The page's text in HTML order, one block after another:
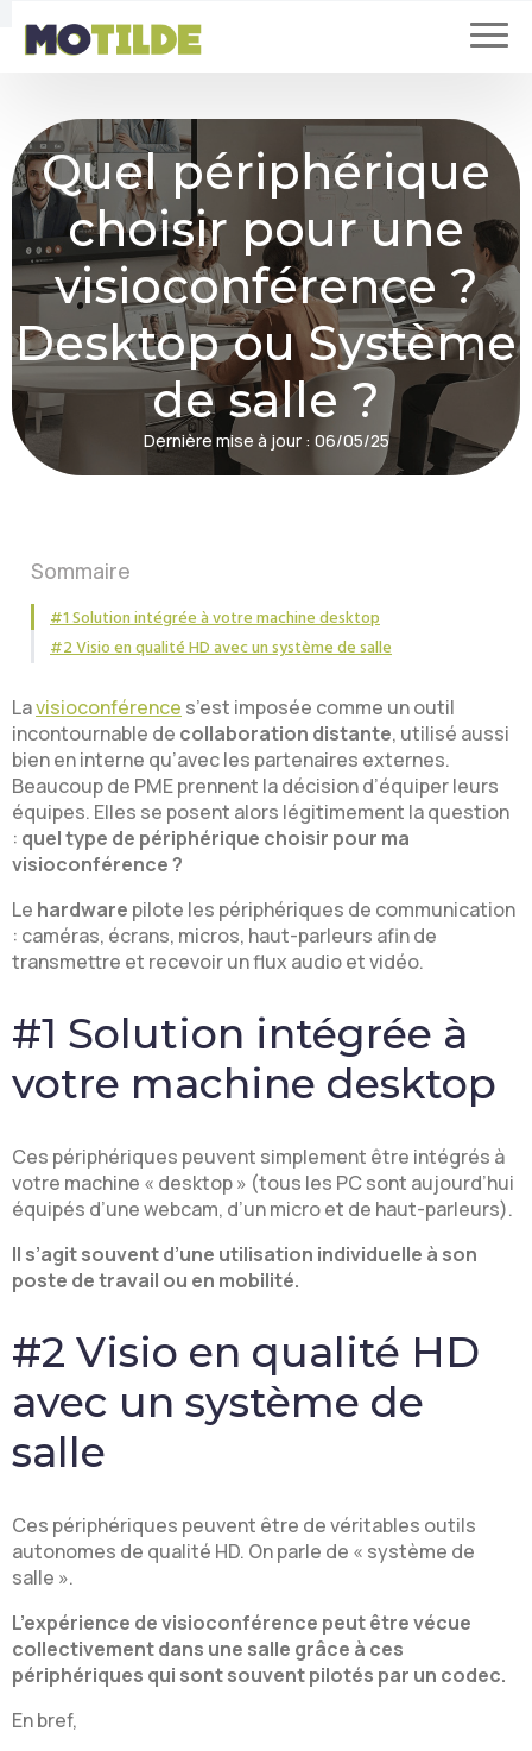
Quel périphérique
choisir pour une
visioconférence ?
Desktop ou Système
de salle ?
Dernière mise à jour : 06/05/25
Sommaire
#1 Solution intégrée à votre machine desktop
#2 Visio en qualité HD avec un système de salle
Lavisioconférence s’est imposée comme un outil
incontournable de collaboration distante, utilisé aussi
bien en interne qu’avec les partenaires externes.
Beaucoup de PME prennent la décision d’équiper leurs
équipes. Elles se posent alors légitimement la question
: quel type de périphérique choisir pour ma
visioconférence ?
Le hardware pilote les périphériques de communication
: caméras, écrans, micros, haut-parleurs afin de
transmettre et recevoir un flux audio et vidéo.
#1 Solution intégrée à
votre machine desktop
Ces périphériques peuvent simplement être intégrés à
votre machine « desktop » (tous les PC sont aujourd’hui
équipés d’une webcam, d’un micro et de haut-parleurs).
Il s’agit souvent d’une utilisation individuelle à son
poste de travail ou en mobilité.
#2 Visio en qualité HD
avec un système de
salle
Ces périphériques peuvent être de véritables outils
autonomes de qualité HD. On parle de « système de
salle ».
L’expérience de visioconférence peut être vécue
collectivement dans une salle grâce à ces
périphériques qui sont souvent pilotés par un codec.
En bref,